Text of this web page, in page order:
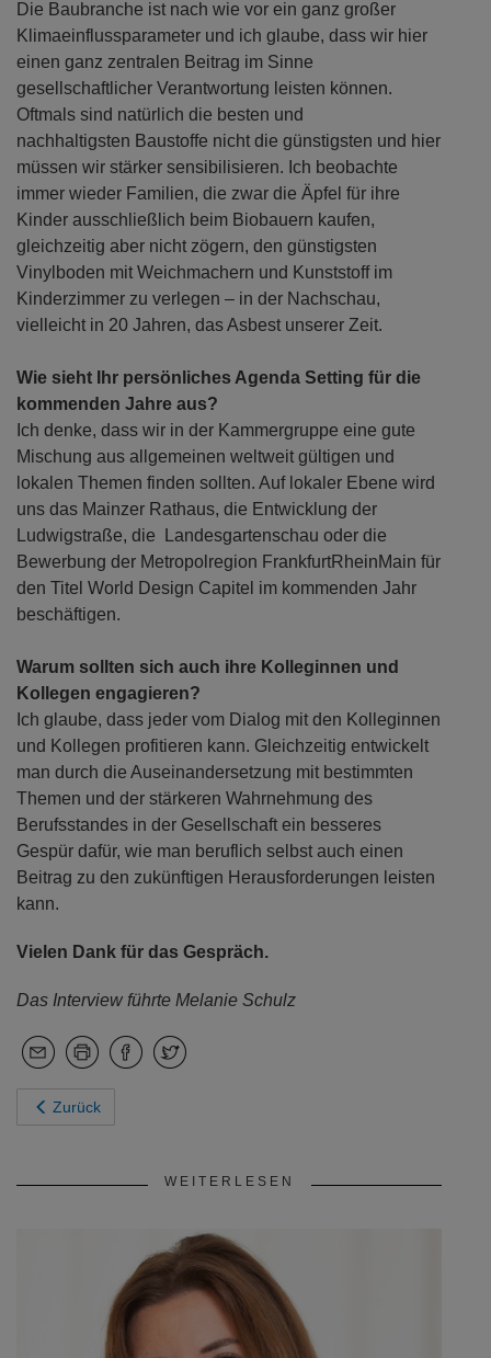
Die Baubranche ist nach wie vor ein ganz großer
Klimaeinflussparameter und ich glaube, dass wir hier
einen ganz zentralen Beitrag im Sinne
gesellschaftlicher Verantwortung leisten können.
Oftmals sind natürlich die besten und
nachhaltigsten Baustoffe nicht die günstigsten und hier
müssen wir stärker sensibilisieren. Ich beobachte
immer wieder Familien, die zwar die Äpfel für ihre
Kinder ausschließlich beim Biobauern kaufen,
gleichzeitig aber nicht zögern, den günstigsten
Vinylboden mit Weichmachern und Kunststoff im
Kinderzimmer zu verlegen – in der Nachschau,
vielleicht in 20 Jahren, das Asbest unserer Zeit.
Wie sieht Ihr persönliches Agenda Setting für die
kommenden Jahre aus?
Ich denke, dass wir in der Kammergruppe eine gute
Mischung aus allgemeinen weltweit gültigen und
lokalen Themen finden sollten. Auf lokaler Ebene wird
uns das Mainzer Rathaus, die Entwicklung der
Ludwigstraße, die Landesgartenschau oder die
Bewerbung der Metropolregion FrankfurtRheinMain für
den Titel World Design Capitel im kommenden Jahr
beschäftigen.
Warum sollten sich auch ihre Kolleginnen und
Kollegen engagieren?
Ich glaube, dass jeder vom Dialog mit den Kolleginnen
und Kollegen profitieren kann. Gleichzeitig entwickelt
man durch die Auseinandersetzung mit bestimmten
Themen und der stärkeren Wahrnehmung des
Berufsstandes in der Gesellschaft ein besseres
Gespür dafür, wie man beruflich selbst auch einen
Beitrag zu den zukünftigen Herausforderungen leisten
kann.
Vielen Dank für das Gespräch.
Das Interview führte Melanie Schulz
Zurück
WEITERLESEN